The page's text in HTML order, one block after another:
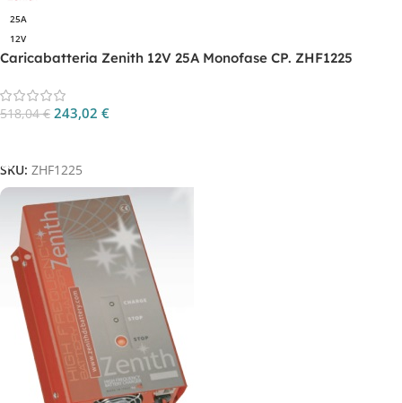
25A
12V
Caricabatteria Zenith 12V 25A Monofase CP. ZHF1225
518,04€ 243,02 €
SKU: ZHF1225